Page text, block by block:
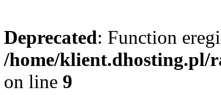
Deprecated: Function
/home/klient.dhosting.pl/
on line 9